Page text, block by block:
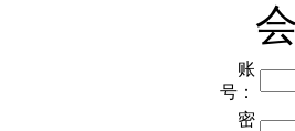
账
号：
密